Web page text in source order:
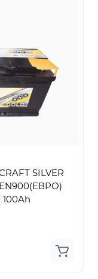
SILVER
100Ah